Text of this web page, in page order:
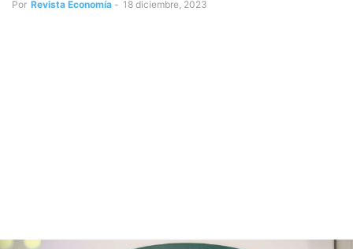
Por Revista Economía - 18 diciembre, 2023